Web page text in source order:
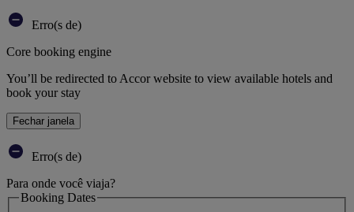
Erro(s de)
Core booking engine
You’ll be redirected to Accor website to view available hotels and
book your stay
Fechar janela
Erro(s de)
Para onde você viaja?
Booking Dates